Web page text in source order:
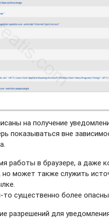
на получение
показываться вне
работы в браузере, а даже
может также служить
существенно более
для